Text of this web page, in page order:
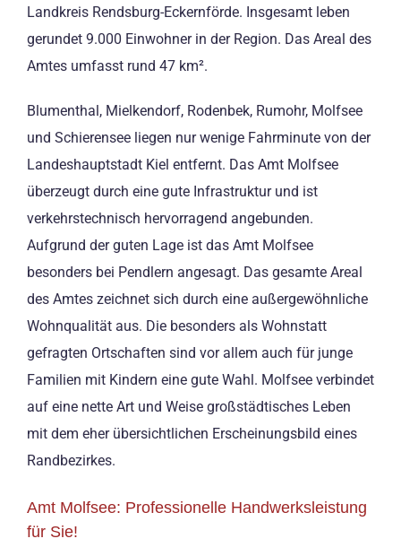
Landkreis Rendsburg-Eckernförde. Insgesamt leben
gerundet 9.000 Einwohner in der Region. Das Areal des
Amtes umfasst rund 47 km².
Blumenthal, Mielkendorf, Rodenbek, Rumohr, Molfsee
und Schierensee liegen nur wenige Fahrminute von der
Landeshauptstadt Kiel entfernt. Das Amt Molfsee
überzeugt durch eine gute Infrastruktur und ist
verkehrstechnisch hervorragend angebunden.
Aufgrund der guten Lage ist das Amt Molfsee
besonders bei Pendlern angesagt. Das gesamte Areal
des Amtes zeichnet sich durch eine außergewöhnliche
Wohnqualität aus. Die besonders als Wohnstatt
gefragten Ortschaften sind vor allem auch für junge
Familien mit Kindern eine gute Wahl. Molfsee verbindet
auf eine nette Art und Weise großstädtisches Leben
mit dem eher übersichtlichen Erscheinungsbild eines
Randbezirkes.
Amt Molfsee: Professionelle Handwerksleistung
für Sie!